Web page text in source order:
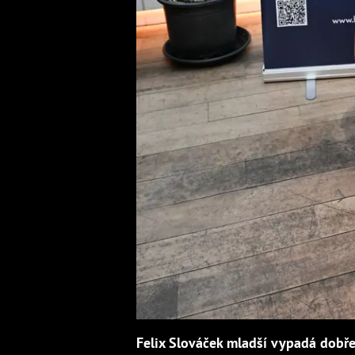
Felix Slováček mladší vypadá